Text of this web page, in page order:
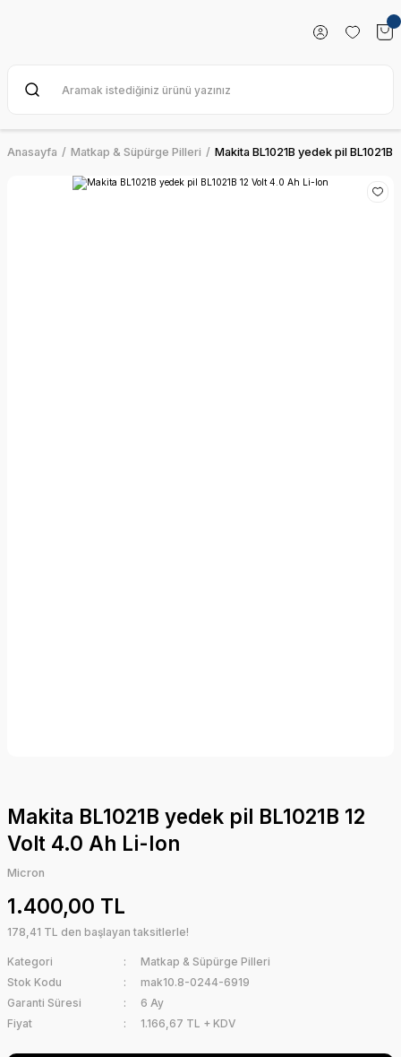
Anasayfa Matkap & Süpürge Pilleri Makita BL1021B yedek pil BL1021B
Makita BL1021B yedek pil BL1021B 12
Volt 4.0 Ah Li-Ion
Micron
1.400,00 TL
178,41 TL den başlayan taksitlerle!
Kategori
Matkap & Süpürge Pilleri
Stok Kodu
mak10.8-0244-6919
Garanti Süresi
6 Ay
Fiyat
1.166,67 TL + KDV